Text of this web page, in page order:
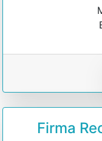
Firma